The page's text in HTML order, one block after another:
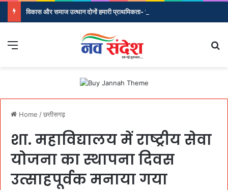
विकास और समाज उत्थान दोनों हमारी प्राथमिकता- रेणुका सिंह*
Menu
Home /छत्तीसगढ़
शा. महाविद्यालय में राष्ट्रीय सेवा
योजना का स्थापना दिवस
उत्साहपूर्वक मनाया गया